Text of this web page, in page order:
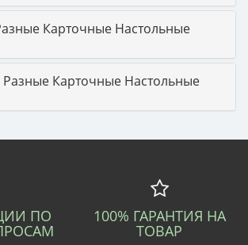
Карточные Настольные
Разные Карточные Настольные
ПО 100% ГАРАНТИЯ НА
ТОВАР